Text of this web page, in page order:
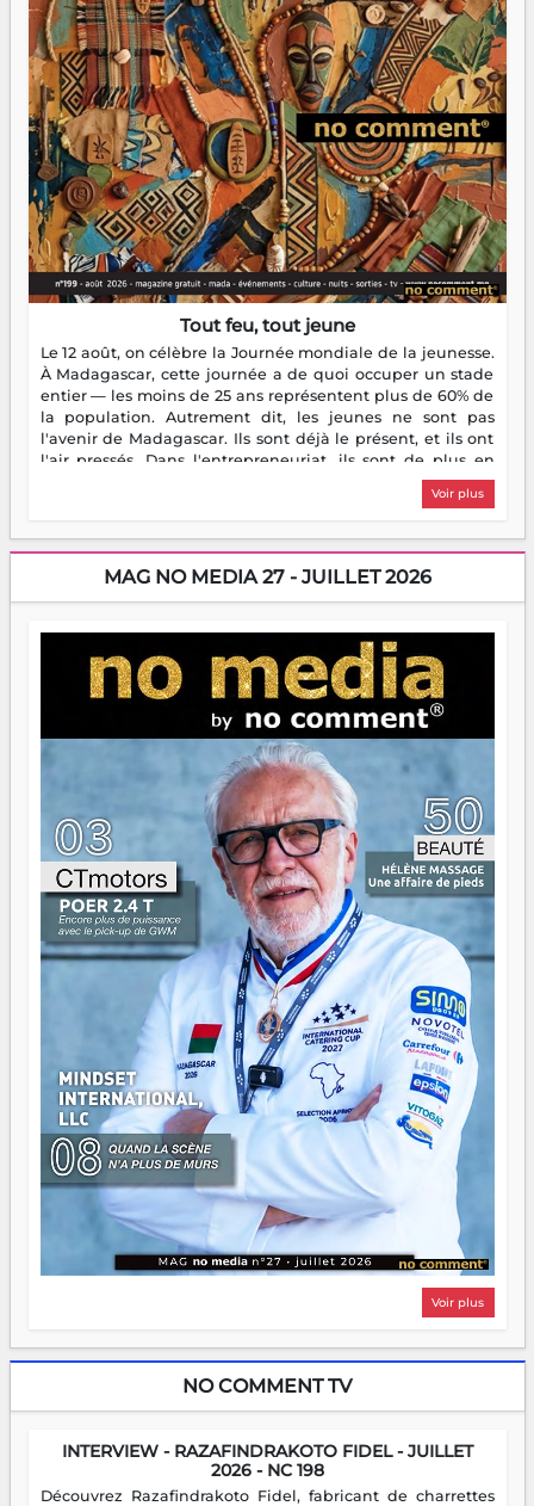
Tout feu, tout jeune
Le 12 août, on célèbre la Journée mondiale de la jeunesse.
À Madagascar, cette journée a de quoi occuper un stade
entier — les moins de 25 ans représentent plus de 60% de
la population. Autrement dit, les jeunes ne sont pas
l'avenir de Madagascar. Ils sont déjà le présent, et ils ont
l'air pressés. Dans l'entrepreneuriat, ils sont de plus en
plus nombreux à se lancer, à créer, à risquer — souvent
sans filet, souvent sans aide, mais toujours avec cette
dorment vraiment la nuit. En culture, les nouvelles sont
encore meilleures. Aina Rasamoelina vient de décrocher le
Prix RFI Instrumental Afrique. Miangaly Elia rafle le Prix
jeunes qui tiennent la torche. Alors oui, on pourrait
s'arrêter là, applaudir et rentrer chez soi satisfait. Mais ce
serait passer à côté d'une chose essentielle. La fougue, ça
brûle fort — et parfois, ça brûle vite. Une flamme sans
direction peut éclairer autant qu'elle peut consumer. C'est
là que les aînés entrent en scène — pas pour reprendre le
gouvernail, mais pour montrer où sont les récifs. Les jeunes
ont la force, les vieux ont l'expérience, comme on dit. Ce
n'est pas un combat de générations — c'est une question
d'équipage. Partagez vos réussites, mais aussi vos échecs.
Surtout vos échecs, d'ailleurs — ils enseignent mieux que
n'importe quel manuel. À Madagascar, la barque avance.
Il faut juste s'assurer que tout le monde rame dans le
même sens.
Voir plus
MAG NO MEDIA 27 - JUILLET 2026
Voir plus
NO COMMENT TV
INTERVIEW - RAZAFINDRAKOTO FIDEL - JUILLET
2026 - NC 198
Découvrez Razafindrakoto Fidel, fabricant de charrettes